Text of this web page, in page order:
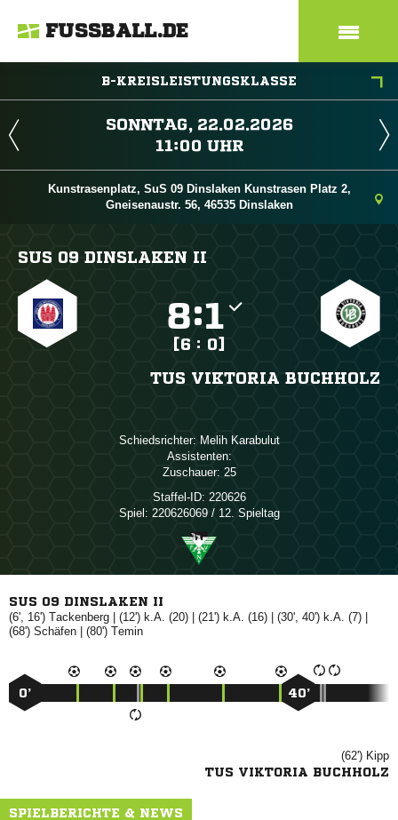
FUSSBALL.DE
B-KREISLEISTUNGSKLASSE
 
 
Kunstrasenplatz, SuS 09 Dinslaken Kunstrasen Platz 2,
Gneisenaustr. 56, 46535 Dinslaken
SUS 09 DINSLAKEN II
:
[6 : 0]
TUS VIKTORIA BUCHHOLZ
Schiedsrichter:  
Assistenten:
Zuschauer: 25
Staffel-ID: 220626
Spiel: 220626069 / 12. Spieltag
SUS 09 DINSLAKEN II
(6', 16')  | (12') k.A. (20) | (21') k.A. (16) | (30', 40') k.A. (7) |
(68')  | (80') 
0’ 40’
(62') 
TUS VIKTORIA BUCHHOLZ
SPIELBERICHTE & NEWS